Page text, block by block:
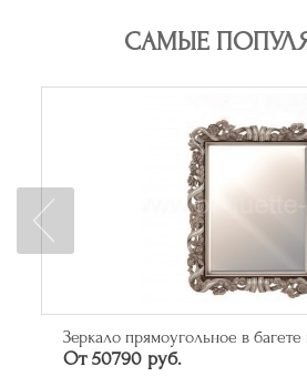
САМЫЕ
Зеркало прямоугольное в багете
От 50790 руб.